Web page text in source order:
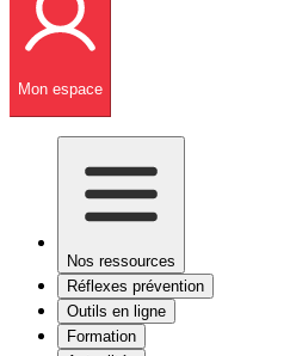
Mon espace
Nos ressources
Réflexes prévention
Outils en ligne
Formation